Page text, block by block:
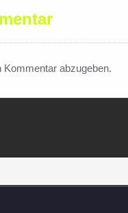
Kommentar abzugeben.